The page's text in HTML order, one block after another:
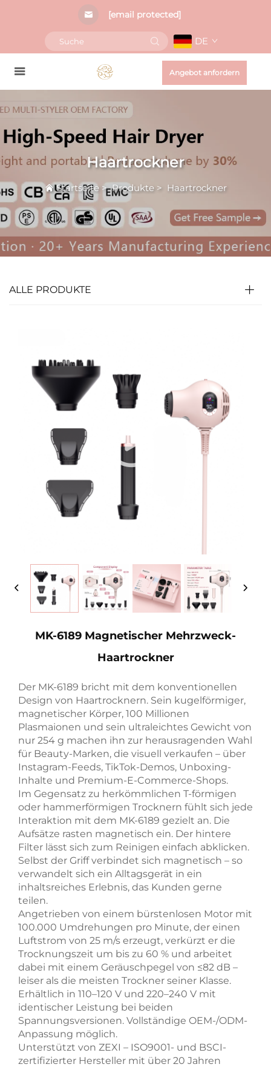
[email protected]
DE
Angebot anfordern
Haartrockner
Startseite>Produkte> Haartrockner
ALLE PRODUKTE
MK-6189 Magnetischer Mehrzweck-
Haartrockner
Der MK-6189 bricht mit dem konventionellen
Design von Haartrocknern. Sein kugelförmiger,
magnetischer Körper, 100 Millionen
Plasmaionen und sein ultraleichtes Gewicht von
nur 254 g machen ihn zur herausragenden Wahl
für Beauty-Marken, die visuell verkaufen – über
Instagram-Feeds, TikTok-Demos, Unboxing-
Inhalte und Premium-E-Commerce-Shops.
Im Gegensatz zu herkömmlichen T-förmigen
oder hammerförmigen Trocknern fühlt sich jede
Interaktion mit dem MK-6189 gezielt an. Die
Aufsätze rasten magnetisch ein. Der hintere
Filter lässt sich zum Reinigen einfach abklicken.
Selbst der Griff verbindet sich magnetisch – so
verwandelt sich ein Alltagsgerät in ein
inhaltsreiches Erlebnis, das Kunden gerne
teilen.
Angetrieben von einem bürstenlosen Motor mit
100.000 Umdrehungen pro Minute, der einen
Luftstrom von 25 m/s erzeugt, verkürzt er die
Trocknungszeit um bis zu 60 % und arbeitet
dabei mit einem Geräuschpegel von ≤82 dB –
leiser als die meisten Trockner seiner Klasse.
Erhältlich in 110–120 V und 220–240 V mit
identischer Leistung bei beiden
Spannungsversionen. Vollständige OEM-/ODM-
Anpassung möglich.
Unterstützt von ZEXI – ISO9001- und BSCI-
zertifizierter Hersteller mit über 20 Jahren